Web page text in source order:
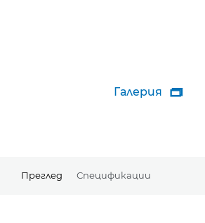
Галерия 
Преглед Спецификации